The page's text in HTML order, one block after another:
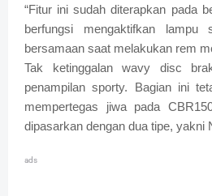
“Fitur ini sudah diterapkan pada
berfungsi mengaktifkan lampu
bersamaan saat melakukan rem
Tak ketinggalan wavy disc
penampilan sporty. Bagian ini
mempertegas jiwa pada
dipasarkan dengan dua tipe, yakni
ads